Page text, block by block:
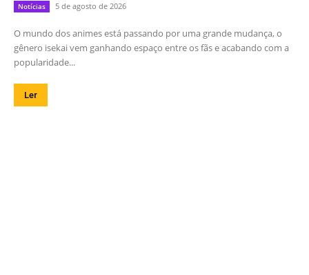
Notícias 5 de agosto de 2026
O mundo dos animes está passando por uma grande mudança, o
gênero isekai vem ganhando espaço entre os fãs e acabando com a
popularidade...
Ler